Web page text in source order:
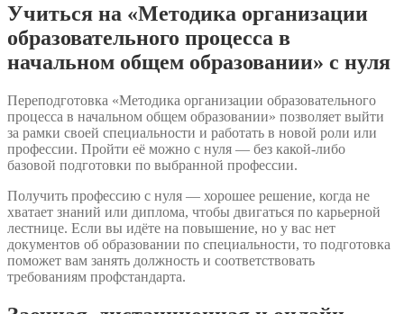
Учиться на «Методика организации
образовательного процесса в
начальном общем образовании» с нуля
Переподготовка «Методика организации образовательного
процесса в начальном общем образовании» позволяет выйти
за рамки своей специальности и работать в новой роли или
профессии. Пройти её можно с нуля — без какой-либо
базовой подготовки по выбранной профессии.
Получить профессию с нуля — хорошее решение, когда не
хватает знаний или диплома, чтобы двигаться по карьерной
лестнице. Если вы идёте на повышение, но у вас нет
документов об образовании по специальности, то подготовка
поможет вам занять должность и соответствовать
требованиям профстандарта.